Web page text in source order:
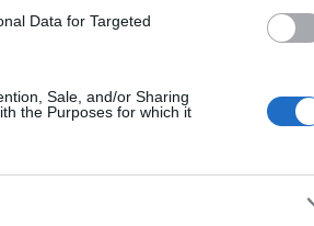
Data for Targeted
Sale, and/or Sharing
the Purposes for which it
Πολιτική Απορρήτου &
τα